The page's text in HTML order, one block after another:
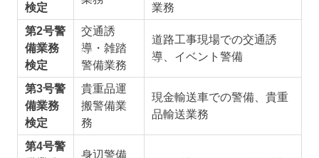
検定
業務
第2号警
備業務
検定
交通誘
導・雑踏
警備業務
道路工事現場での交通誘
導、イベント警備
第3号警
備業務
検定
貴重品運
搬警備業
務
現金輸送車での警備、貴重
品輸送業務
第4号警
身辺警備